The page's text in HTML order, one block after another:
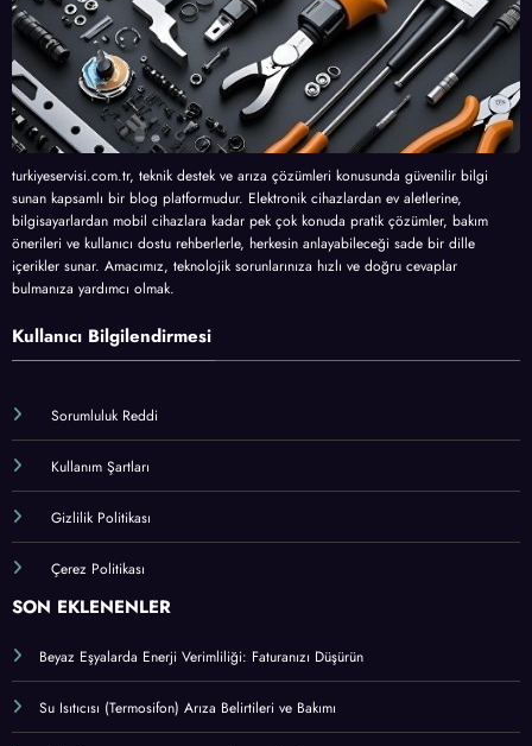
turkiyeservisi.com.tr, teknik destek ve arıza çözümleri konusunda güvenilir bilgi
sunan kapsamlı bir blog platformudur. Elektronik cihazlardan ev aletlerine,
bilgisayarlardan mobil cihazlara kadar pek çok konuda pratik çözümler, bakım
önerileri ve kullanıcı dostu rehberlerle, herkesin anlayabileceği sade bir dille
içerikler sunar. Amacımız, teknolojik sorunlarınıza hızlı ve doğru cevaplar
bulmanıza yardımcı olmak.
Kullanıcı Bilgilendirmesi
Sorumluluk Reddi
Kullanım Şartları
Gizlilik Politikası
Çerez Politikası
SON EKLENENLER
Beyaz Eşyalarda Enerji Verimliliği: Faturanızı Düşürün
Su Isıtıcısı (Termosifon) Arıza Belirtileri ve Bakımı